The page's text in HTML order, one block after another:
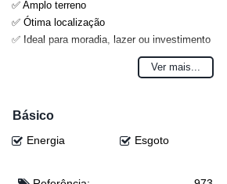
✅ Amplo terreno
✅ Ótima localização
✅ Ideal para moradia, lazer ou investimento
(Valor sujeito a alteração sem aviso prévio)
Anderson: (47) 98468-0283
Dyone: (47) 99113-5550
Eloy: (47) 99941-0041
Ver mais...
Básico
Energia Esgoto